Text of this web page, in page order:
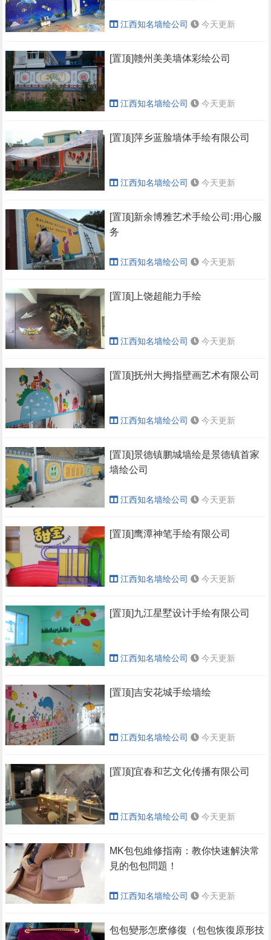
江西知名墙绘公司 今天更新
[置顶]赣州美美墙体彩绘公司
江西知名墙绘公司 今天更新
[置顶]萍乡蓝脸墙体手绘有限公司
江西知名墙绘公司 今天更新
[置顶]新余博雅艺术手绘公司:用心服
务
江西知名墙绘公司 今天更新
[置顶]上饶超能力手绘
江西知名墙绘公司 今天更新
[置顶]抚州大拇指壁画艺术有限公司
江西知名墙绘公司 今天更新
[置顶]景德镇鹏城墙绘是景德镇首家
墙绘公司
江西知名墙绘公司 今天更新
[置顶]鹰潭神笔手绘有限公司
江西知名墙绘公司 今天更新
[置顶]九江星墅设计手绘有限公司
江西知名墙绘公司 今天更新
[置顶]吉安花城手绘墙绘
江西知名墙绘公司 今天更新
[置顶]宜春和艺文化传播有限公司
江西知名墙绘公司 今天更新
​MK包包維修指南：教你快速解決常
見的包包問題！
江西知名墙绘公司 今天更新
​包包變形怎麽修復（包包恢復原形技